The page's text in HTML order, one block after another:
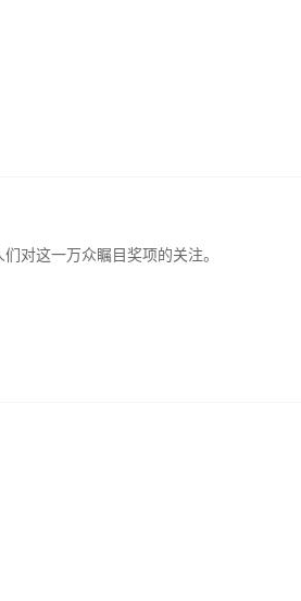
对这一万众瞩目奖项的关注。